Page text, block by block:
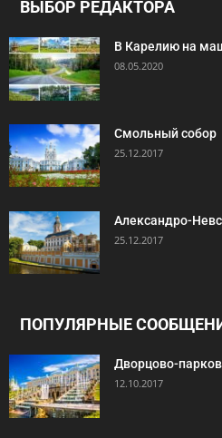
ВЫБОР РЕДАКТОРА
В Карелию на
08.05.2020
Смольный собор
25.12.2017
Александро-
25.12.2017
ПОПУЛЯРНЫЕ
Дворцово-
12.10.2017